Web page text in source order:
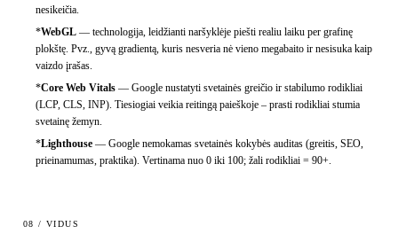
nesikeičia.
*WebGL— technologija, leidžianti naršyklėje piešti realiu laiku per grafinę
plokštę. Pvz., gyvą gradientą, kuris nesveria nė vieno megabaito ir nesisuka kaip
vaizdo įrašas.
*Core Web Vitals— Google nustatyti svetainės greičio ir stabilumo rodikliai
(LCP, CLS, INP). Tiesiogiai veikia reitingą paieškoje – prasti rodikliai stumia
svetainę žemyn.
*Lighthouse— Google nemokamas svetainės kokybės auditas (greitis, SEO,
prieinamumas, praktika). Vertinama nuo 0 iki 100; žali rodikliai = 90+.
08 / VIDUS